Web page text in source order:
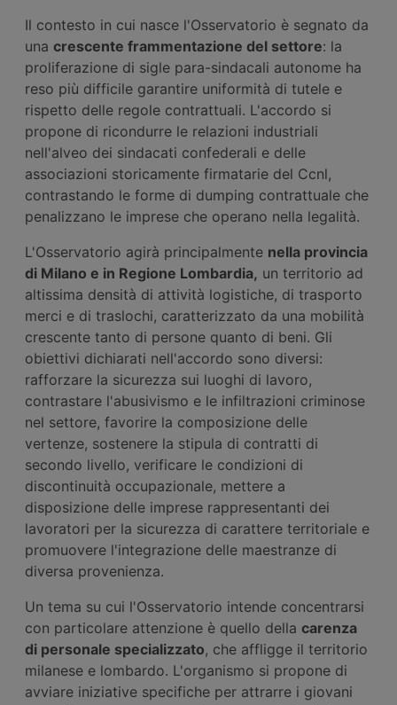
Il contesto in cui nasce l'Osservatorio è segnato da
una crescente frammentazione del settore: la
proliferazione di sigle para-sindacali autonome ha
reso più difficile garantire uniformità di tutele e
rispetto delle regole contrattuali. L'accordo si
propone di ricondurre le relazioni industriali
nell'alveo dei sindacati confederali e delle
associazioni storicamente firmatarie del Ccnl,
contrastando le forme di dumping contrattuale che
penalizzano le imprese che operano nella legalità.
L'Osservatorio agirà principalmente nella provincia
di Milano e in Regione Lombardia, un territorio ad
altissima densità di attività logistiche, di trasporto
merci e di traslochi, caratterizzato da una mobilità
crescente tanto di persone quanto di beni. Gli
obiettivi dichiarati nell'accordo sono diversi:
rafforzare la sicurezza sui luoghi di lavoro,
contrastare l'abusivismo e le infiltrazioni criminose
nel settore, favorire la composizione delle
vertenze, sostenere la stipula di contratti di
secondo livello, verificare le condizioni di
discontinuità occupazionale, mettere a
disposizione delle imprese rappresentanti dei
lavoratori per la sicurezza di carattere territoriale e
promuovere l'integrazione delle maestranze di
diversa provenienza.
Un tema su cui l'Osservatorio intende concentrarsi
con particolare attenzione è quello della carenza
di personale specializzato, che affligge il territorio
milanese e lombardo. L'organismo si propone di
avviare iniziative specifiche per attrarre i giovani